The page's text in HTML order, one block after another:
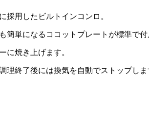
採用したビルトインコンロ。
単になるココットプレートが標準で付
に焼き上げます。
終了後には換気を自動でストップしま